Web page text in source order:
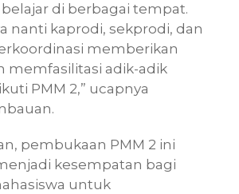
di berbagai tempat.
nanti kaprodi, sekprodi, dan
memberikan
memfasilitasi adik-adik
PMM 2,” ucapnya
pembukaan PMM 2 ini
kesempatan bagi
untuk